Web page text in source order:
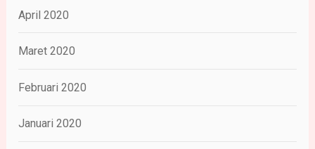
April 2020
Maret 2020
Februari 2020
Januari 2020